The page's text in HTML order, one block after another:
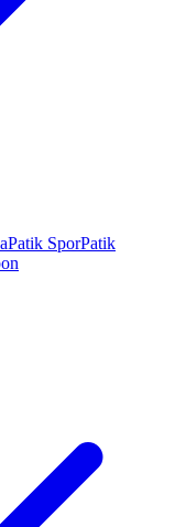
Patik SporPatik